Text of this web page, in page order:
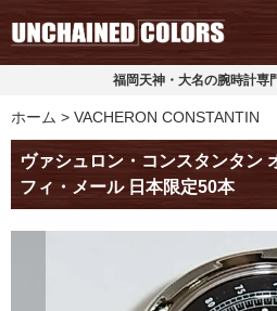
福岡天神・大名の腕時計専
ホーム VACHERON CONSTANTIN
ヴァシュロン・コンスタンタン
フィ・メール 日本限定50本